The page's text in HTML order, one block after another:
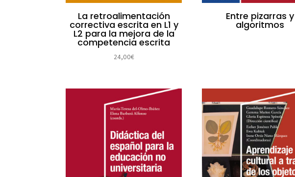
La retroalimentación
correctiva escrita en L1 y
L2 para la mejora de la
competencia escrita
24,00€
Entre pizarras y
algoritmos